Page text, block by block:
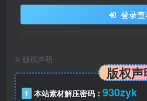
登录
© 版权声明
版权声
1 本站素材解压密码： 930zyk